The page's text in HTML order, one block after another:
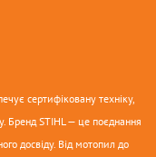
сертифіковану техніку,
Бренд STIHL — це поєднання
досвіду. Від мотопил до